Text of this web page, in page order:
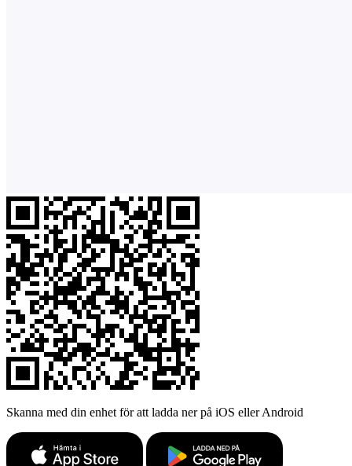
Skanna med din enhet för att ladda ner på iOS eller Android